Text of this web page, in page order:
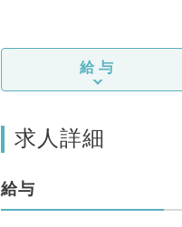
給与
求人詳細
給与